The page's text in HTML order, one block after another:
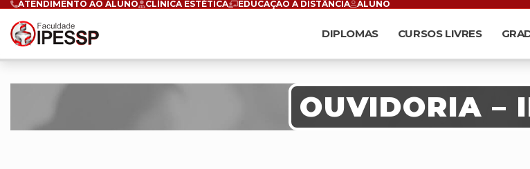
ATENDIMENTO AO ALUNO CLÍNICA ESTÉTICA EDUCAÇÃO A DISTÂNCIA ALUNO
DIPLOMAS CURSOS LIVRES
OUVIDORIA –